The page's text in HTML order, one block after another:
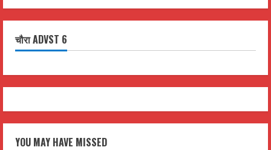
चौरा ADVST 6
YOU MAY HAVE MISSED